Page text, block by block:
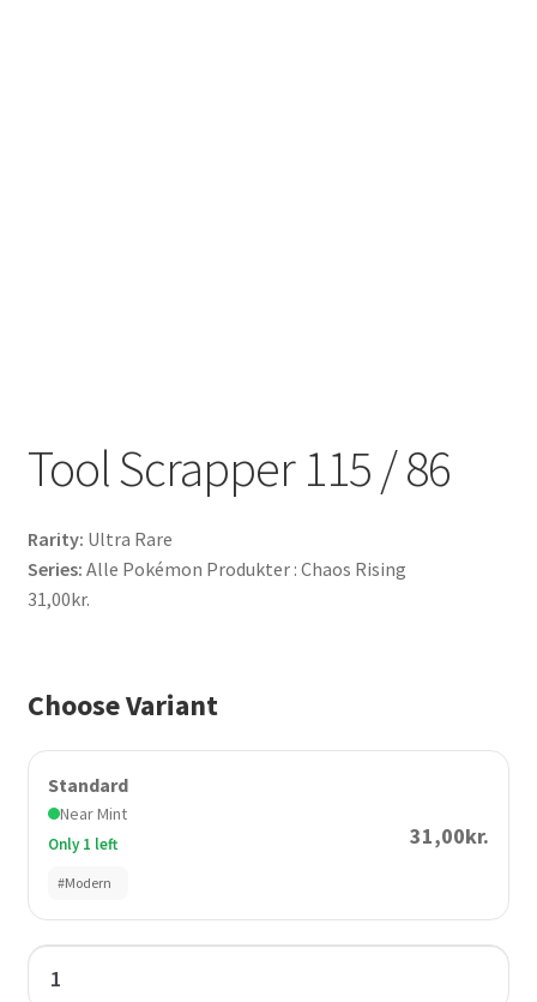
Tool Scrapper 115 / 86
Rarity: Ultra Rare
Series: Alle Pokémon Produkter : Chaos Rising
31,00kr.
Choose Variant
Standard
Near Mint
Only 1 left
#Modern
31,00kr.
Tool
Scrapper